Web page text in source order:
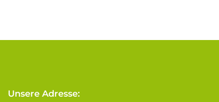
Unsere Adresse: